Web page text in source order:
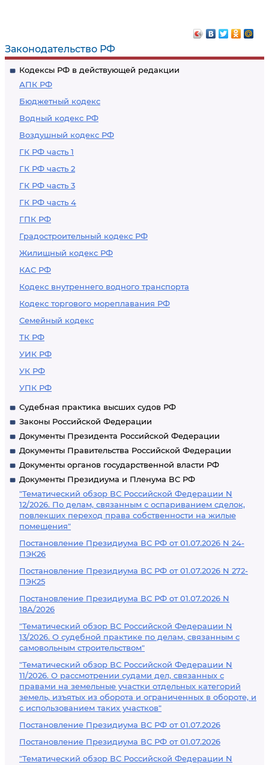
Законодательство РФ
Кодексы РФ в действующей редакции
АПК РФ
Бюджетный кодекс
Водный кодекс РФ
Воздушный кодекс РФ
ГК РФ часть 1
ГК РФ часть 2
ГК РФ часть 3
ГК РФ часть 4
ГПК РФ
Градостроительный кодекс РФ
Жилищный кодекс РФ
КАС РФ
Кодекс внутреннего водного транспорта
Кодекс торгового мореплавания РФ
Семейный кодекс
ТК РФ
УИК РФ
УК РФ
УПК РФ
Судебная практика высших судов РФ
Законы Российской Федерации
Документы Президента Российской Федерации
Документы Правительства Российской Федерации
Документы органов государственной власти РФ
Документы Президиума и Пленума ВС РФ
"Тематический обзор ВС Российской Федерации N
12/2026. По делам, связанным с оспариванием сделок,
повлекших переход права собственности на жилые
помещения"
Постановление Президиума ВС РФ от 01.07.2026 N 24-
ПЭК26
Постановление Президиума ВС РФ от 01.07.2026 N 272-
ПЭК25
Постановление Президиума ВС РФ от 01.07.2026 N
18А/2026
"Тематический обзор ВС Российской Федерации N
13/2026. О судебной практике по делам, связанным с
самовольным строительством"
"Тематический обзор ВС Российской Федерации N
11/2026. О рассмотрении судами дел, связанных с
правами на земельные участки отдельных категорий
земель, изъятых из оборота и ограниченных в обороте, и
с использованием таких участков"
Постановление Президиума ВС РФ от 01.07.2026
Постановление Президиума ВС РФ от 01.07.2026
"Тематический обзор ВС Российской Федерации N